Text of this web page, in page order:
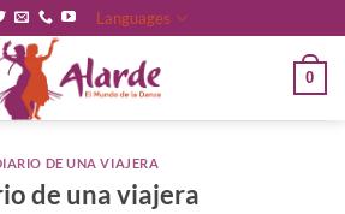
Languages
0
DE UNA VIAJERA
de una viajera